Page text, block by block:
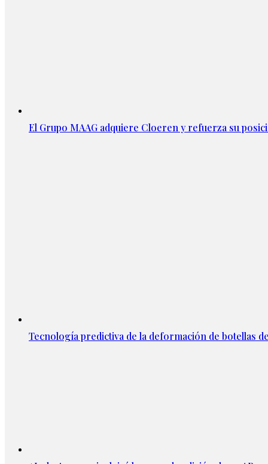
El Grupo MAAG adquiere Cloeren y refuerza su
Tecnología predictiva de la deformación de botellas